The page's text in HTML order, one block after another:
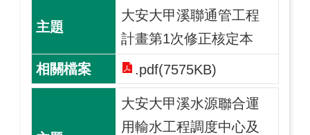
大安大甲溪聯通管工程
計畫第1次修正核定本
.pdf(7575KB)
大安大甲溪水源聯合運
用輸水工程調度中心及